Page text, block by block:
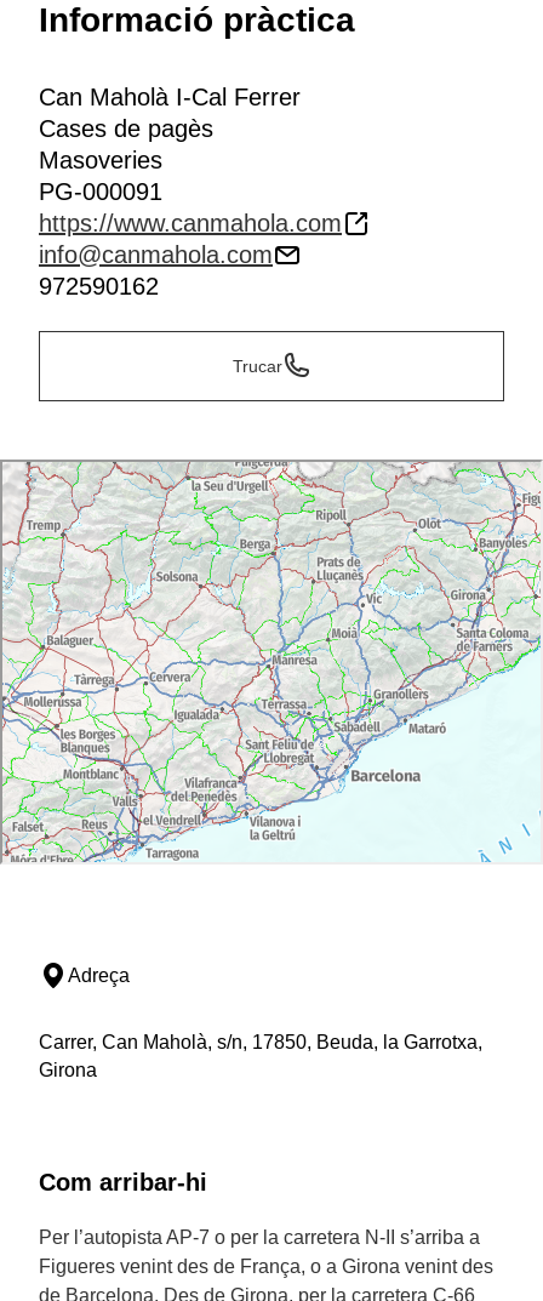
Informació pràctica
Can Maholà I-Cal Ferrer
Cases de pagès
Masoveries
PG-000091
https://www.canmahola.com
info@canmahola.com
972590162
Trucar
Adreça
Carrer, Can Maholà, s/n, 17850, Beuda, la Garrotxa,
Girona
Com arribar-hi
Per l’autopista AP-7 o per la carretera N-II s’arriba a
Figueres venint des de França, o a Girona venint des
de Barcelona. Des de Girona, per la carretera C-66